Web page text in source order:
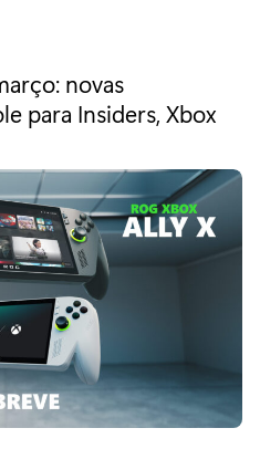
s
p
e
r
a
r
d
a
p
novas
para Insiders, Xbox